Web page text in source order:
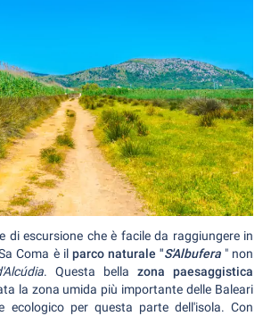
di escursione che è facile da raggiungere in
Coma è il parco naturale "S'Albufera" non
. Questa bella zona paesaggistica
la zona umida più importante delle Baleari
per questa parte dell'isola. Con